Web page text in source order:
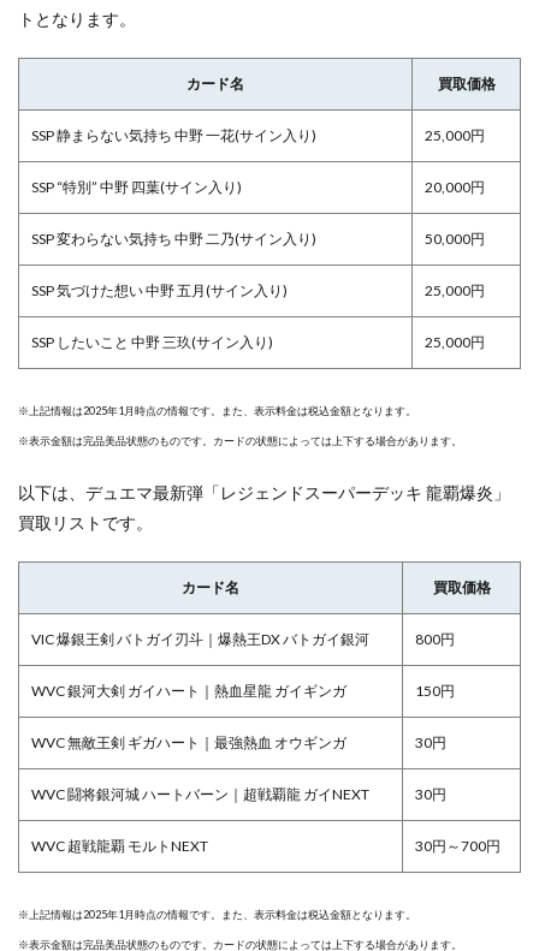
トとなります。
カード名 買取価格
SSP 静まらない気持ち 中野 一花(サイン入り) 25,000円
SSP “特別” 中野 四葉(サイン入り) 20,000円
SSP 変わらない気持ち 中野 二乃(サイン入り) 50,000円
SSP 気づけた想い 中野 五月(サイン入り) 25,000円
SSP したいこと 中野 三玖(サイン入り) 25,000円
※上記情報は2025年1月時点の情報です。また、表示料金は税込金額となります。
※表示金額は完品美品状態のものです。カードの状態によっては上下する場合があります。
以下は、デュエマ最新弾「レジェンドスーパーデッキ 龍覇爆炎」
買取リストです。
カード名 買取価格
VIC 爆銀王剣 バトガイ刃斗｜爆熱王DX バトガイ銀河 800円
WVC 銀河大剣 ガイハート｜熱血星龍 ガイギンガ 150円
WVC 無敵王剣 ギガハート｜最強熱血 オウギンガ 30円
WVC 闘将銀河城 ハートバーン｜超戦覇龍 ガイNEXT 30円
WVC 超戦龍覇 モルトNEXT 30円～700円
※上記情報は2025年1月時点の情報です。また、表示料金は税込金額となります。
※表示金額は完品美品状態のものです。カードの状態によっては上下する場合があります。